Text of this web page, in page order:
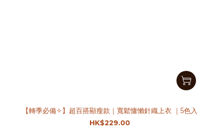
【轉季必備✧】超百搭顯瘦款｜寬鬆慵懶針織上衣 ｜5色入
HK$229.00